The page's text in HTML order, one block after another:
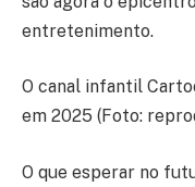
entretenimento.
O canal infantil
em 2025 (Foto:
O que esperar no